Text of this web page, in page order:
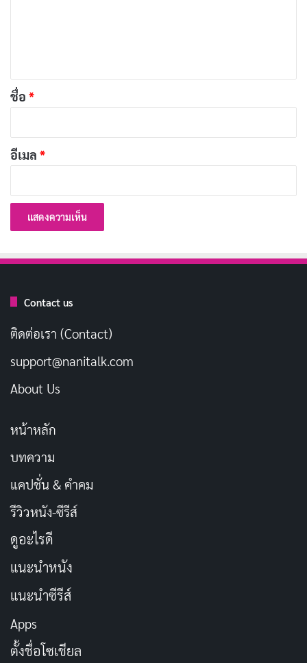
Controls Justice (2026) ซีรีส์กฎหมายญี่ปุ่น ลวง
ตำนานศัลยแพทย์หญิงผู้ไม่เคยพลาด บน Netflix
3 ซีรีส์วัยรุ่นที่หมดพลัง
เลอร์จากนิยาย Bret Easton Ellis ที่ความหลอนคืบ
คลานแบบไม่ต้องเร่ง
บทสรุป
ซีรีส์ Numbers (ล้างบัญชีแค้น) เป็นซีรีส์ที่น่าติดตามและ
เต็มไปด้วยความตื่นเต้น โดยเฉพาะอย่างยิ่งสำหรับผู้ที่ชื่น
ชอบเรื่องราวการแก้แค้นและการสืบสวนสอบสวน ซีรีส์นี้ไม่
ยังสะท้อนให้เห็นถึงความสำคัญของความซื่อสัตย์และความ
ยุติธรรมในสังคมอีกด้วย หากคุณกำลังมองหาซีรีส์ที่ทั้งสนุก
และแฝงประเด็นคิด ซีรีส์ Numbers (ล้างบัญชีแค้น) เป็นซี
ดูได้ที่ Viu
*
ชื่อ *
อีเมล *
Contact us
ติดต่อเรา (Contact)
support@nanitalk.com
About Us
หน้าหลัก
บทความ
แคปชั่น & คำคม
รีวิวหนัง-ซีรีส์
ดูอะไรดี
แนะนำหนัง
แนะนำซีรีส์
Apps
ตั้งชื่อโซเชียล